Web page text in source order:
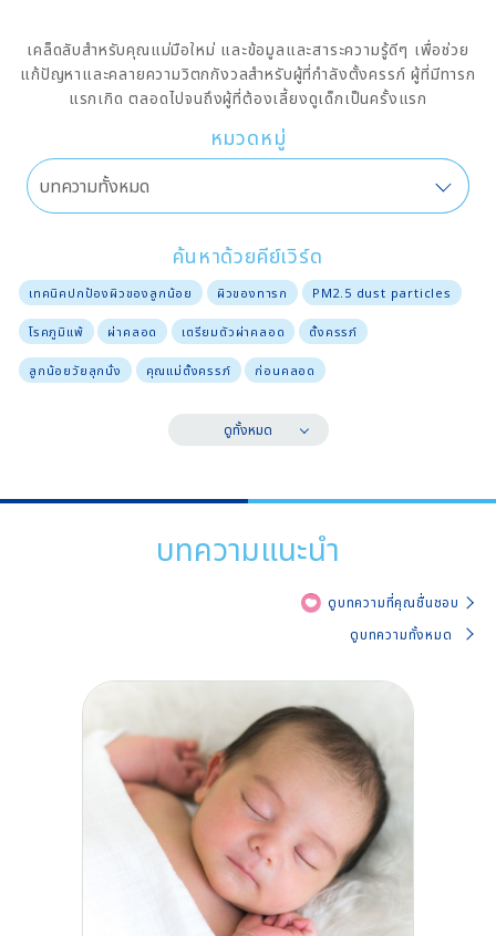
เคล็ดลับสำหรับคุณแม่มือใหม่ และข้อมูลและสาระความรู้ดีๆ เพื่อช่วย
แก้ปัญหาและคลายความวิตกกังวลสำหรับผู้ที่กำลังตั้งครรภ์ ผู้ที่มีทารก
แรกเกิด ตลอดไปจนถึงผู้ที่ต้องเลี้ยงดูเด็กเป็นครั้งแรก
หมวดหมู่
ค้นหาด้วยคีย์เวิร์ด
เทคนิคปกป้องผิวของลูกน้อย ผิวของทารก PM2.5 dust particles
โรคภูมิแพ้ ผ่าคลอด เตรียมตัวผ่าคลอด ตั้งครรภ์
ลูกน้อยวัยลุกนั่ง คุณแม่ตั้งครรภ์ ก่อนคลอด
ดูทั้งหมด
บทความแนะนำ
ดูบทความที่คุณชื่นชอบ
ดูบทความทั้งหมด